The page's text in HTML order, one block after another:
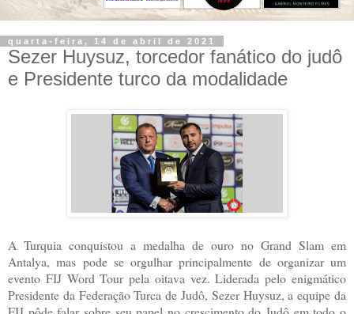
quarta-feira, 14 de abril de 2021
Sezer Huysuz, torcedor fanático do judô
e Presidente turco da modalidade
A Turquia conquistou a medalha de ouro no Grand Slam em
Antalya, mas pode se orgulhar principalmente de organizar um
evento FIJ Word Tour pela oitava vez. Liderada pelo enigmático
Presidente da Federação Turca de Judô, Sezer Huysuz, a equipe da